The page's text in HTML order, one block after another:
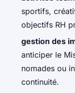
sportifs,
objectifs RH
gestion des
anticiper le
nomades ou
continuité.